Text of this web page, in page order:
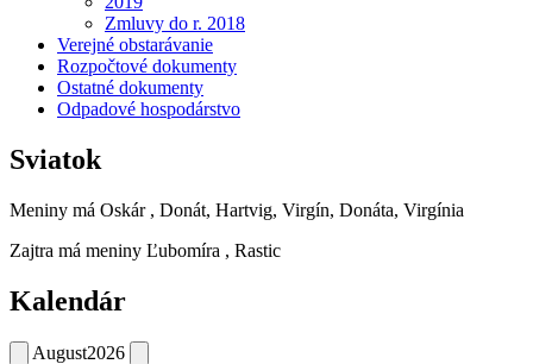
Zmluvy do r. 2018
Verejné obstarávanie
Rozpočtové dokumenty
Ostatné dokumenty
Odpadové hospodárstvo
Sviatok
Meniny má Oskár , Donát, Hartvig, Virgín, Donáta, Virgínia
Zajtra má meniny Ľubomíra , Rastic
Kalendár
August2026